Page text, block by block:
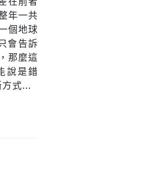
年一共
個地球
會告訴
那麼這
說是錯
式...